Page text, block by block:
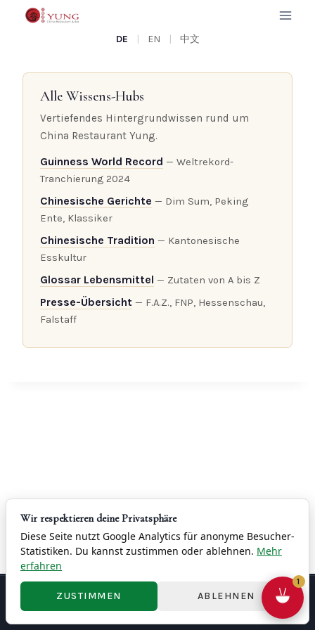
DE | EN | 中文
Alle Wissens-Hubs
Vertiefendes Hintergrundwissen rund um
China Restaurant Yung.
Guinness World Record — Weltrekord-
Tranchierung 2024
Chinesische Gerichte — Dim Sum, Peking
Ente, Klassiker
Chinesische Tradition — Kantonesische
Esskultur
Glossar Lebensmittel — Zutaten von A bis Z
Presse-Übersicht — F.A.Z., FNP, Hessenschau,
Falstaff
ImpressumDatenschutz WiderrufsbelehrungCookie-Einstellungen
© 2026 China Restaurant Yung - 容龍酒家
Wir respektieren deine Privatsphäre
Diese Seite nutzt Google Analytics für anonyme Besucher-
Statistiken. Du kannst zustimmen oder ablehnen. Mehr
erfahren
ZUSTIMMEN ABLEHNEN
1